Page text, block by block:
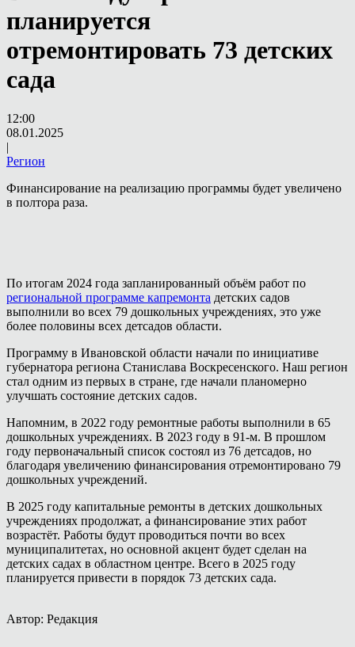
планируется
отремонтировать 73 детских
сада
12:00
08.01.2025
|
Регион
Финансирование на реализацию программы будет увеличено
в полтора раза.
По итогам 2024 года запланированный объём работ по
региональной программе капремонта детских садов
выполнили во всех 79 дошкольных учреждениях, это уже
более половины всех детсадов области.
Программу в Ивановской области начали по инициативе
губернатора региона Станислава Воскресенского. Наш регион
стал одним из первых в стране, где начали планомерно
улучшать состояние детских садов.
Напомним, в 2022 году ремонтные работы выполнили в 65
дошкольных учреждениях. В 2023 году в 91-м. В прошлом
году первоначальный список состоял из 76 детсадов, но
благодаря увеличению финансирования отремонтировано 79
дошкольных учреждений.
В 2025 году капитальные ремонты в детских дошкольных
учреждениях продолжат, а финансирование этих работ
возрастёт. Работы будут проводиться почти во всех
муниципалитетах, но основной акцент будет сделан на
детских садах в областном центре. Всего в 2025 году
планируется привести в порядок 73 детских сада.
Автор: Редакция